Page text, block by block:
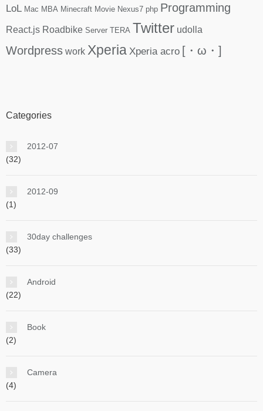
LoL Mac MBA Minecraft Movie Nexus7 php Programming
React.js Roadbike Server TERA Twitter udolla
Wordpress work Xperia Xperia acro [・ω・]
Categories
2012-07
(32)
2012-09
(1)
30day challenges
(33)
Android
(22)
Book
(2)
Camera
(4)